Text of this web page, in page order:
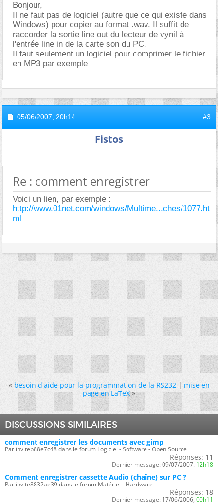
Bonjour,
Il ne faut pas de logiciel (autre que ce qui existe dans
Windows) pour copier au format .wav. Il suffit de
raccorder la sortie line out du lecteur de vynil à
l'entrée line in de la carte son du PC.
Il faut seulement un logiciel pour comprimer le fichier
en MP3 par exemple
05/06/2007, 20h14 #3
Fistos
Re : comment enregistrer
Voici un lien, par exemple :
http://www.01net.com/windows/Multime...ches/1077.ht
ml
« besoin d'aide pour la programmation de la RS232|mise en
page en LaTeX »
DISCUSSIONS SIMILAIRES
comment enregistrer les documents avec gimp
Par inviteb88e7c48 dans le forum Logiciel - Software - Open Source
Réponses: 11
Dernier message: 09/07/2007, 12h18
Comment enregistrer cassette Audio (chaîne) sur PC ?
Par invite8832ae39 dans le forum Matériel - Hardware
Réponses: 18
Dernier message: 17/06/2006, 00h11